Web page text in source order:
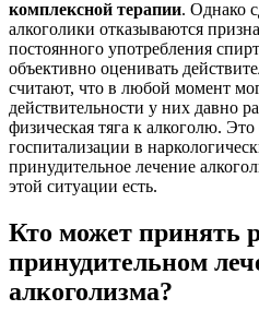
комплексной терапии. Однако
алкоголики отказываются
постоянного употребления
объективно оценивать
считают, что в любой момент
действительности у них давно
физическая тяга к алкоголю.
госпитализации в
принудительное лечение
этой ситуации есть.
Кто может принять
принудительном
алкоголизма?